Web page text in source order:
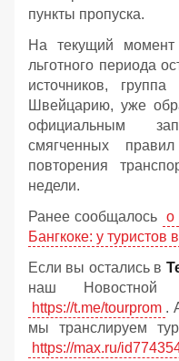
пункты пропуска.
На текущий момент
льготного периода
источников,
Швейцарию, уже
официальным
смягченных
повторения
недели.
Ранее сообщалось о
Бангкоке: у туристов
Если вы остались в
наш
https://t.me/tourprom .
мы транслируем
https://max.ru/